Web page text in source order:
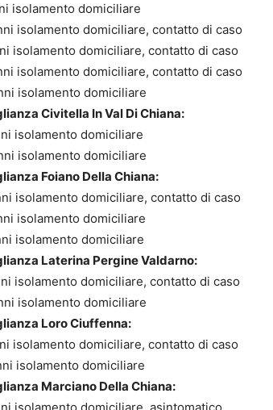
isolamento domiciliare
isolamento domiciliare, contatto di caso
isolamento domiciliare, contatto di caso
isolamento domiciliare, contatto di caso
isolamento domiciliare
Civitella In Val Di Chiana:
isolamento domiciliare
isolamento domiciliare
Foiano Della Chiana:
isolamento domiciliare, contatto di caso
isolamento domiciliare
isolamento domiciliare
Laterina Pergine Valdarno:
isolamento domiciliare, contatto di caso
isolamento domiciliare
Loro Ciuffenna:
isolamento domiciliare, contatto di caso
isolamento domiciliare
Marciano Della Chiana: